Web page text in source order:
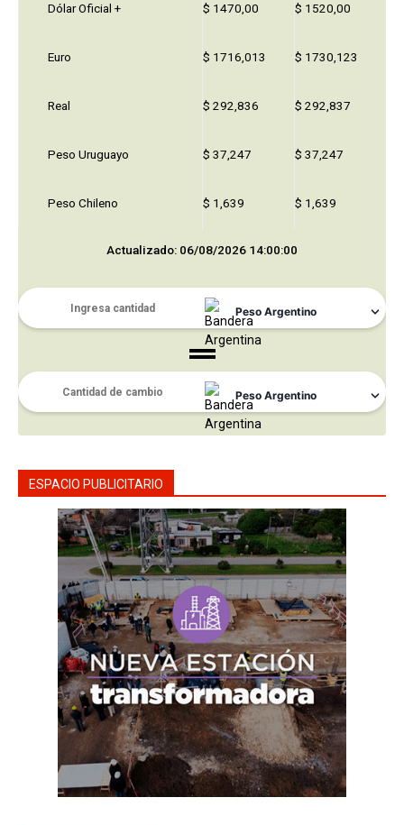
Dólar Oficial + $ 1470,00 $ 1520,00
Euro $ 1716,013 $ 1730,123
Real $ 292,836 $ 292,837
Peso Uruguayo $ 37,247 $ 37,247
Peso Chileno $ 1,639 $ 1,639
Actualizado: 06/08/2026 14:00:00
ESPACIO PUBLICITARIO